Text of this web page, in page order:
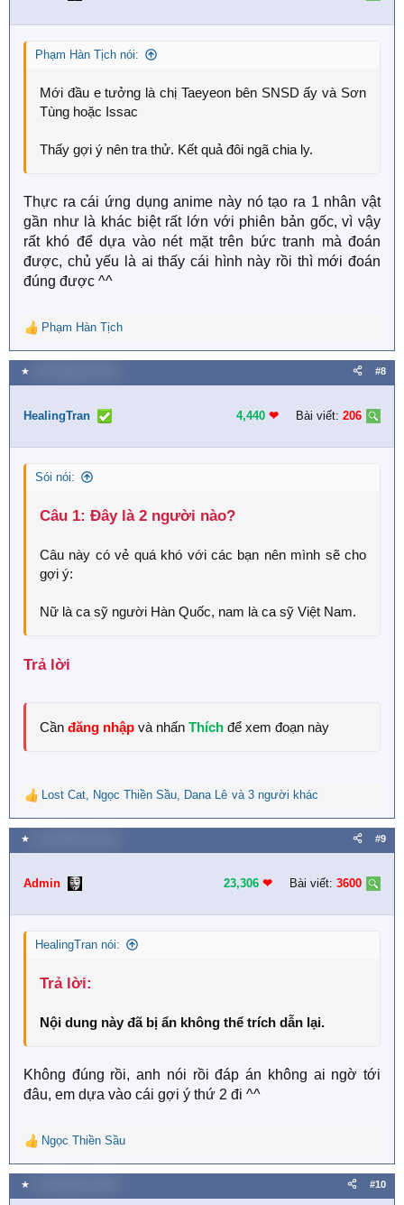
n
s
Phạm Hàn Tịch nói:
Mới đầu e tưởng là chị Taeyeon bên SNSD ấy và Sơn
Tùng hoặc Issac
Thấy gợi ý nên tra thử. Kết quả đôi ngã chia ly.
Thực ra cái ứng dụng anime này nó tạo ra 1 nhân vật
gần như là khác biệt rất lớn với phiên bản gốc, vì vậy
rất khó để dựa vào nét mặt trên bức tranh mà đoán
được, chủ yếu là ai thấy cái hình này rồi thì mới đoán
đúng được ^^
R
e
a
c
i
n
s
Phạm Hàn Tịch
★ #8
HealingTran 4,440 ❤︎ Bài viết: 206
Sói nói:
Câu 1: Đây là 2 người nào?​
Câu này có vẻ quá khó với các bạn nên mình sẽ cho
gợi ý:
Nữ là ca sỹ người Hàn Quốc, nam là ca sỹ Việt Nam.
Trả lời​
Cần đăng nhập và nhấn Thích để xem đoạn này
R
e
a
c
i
n
s
Lost Cat, Ngọc Thiền Sầu, Dana Lê và 3 người khác
★ #9
Admin 23,306 ❤︎ Bài viết: 3600
HealingTran nói:
Trả lời:​
Nội dung này đã bị ẩn không thể trích dẫn lại.
Không đúng rồi, anh nói rồi đáp án không ai ngờ tới
đâu, em dựa vào cái gợi ý thứ 2 đi ^^
R
e
a
c
Ngọc Thiền Sầu
★ #10